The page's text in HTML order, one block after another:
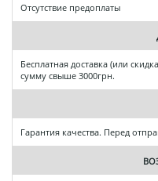
Отсутствие предоплаты
Бесплатная доставка (или
сумму свыше 3000грн.
Гарантия качества. Перед